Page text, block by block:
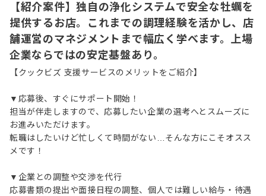
【紹介案件】独自の浄化システムで安全な牡蠣を
提供するお店。これまでの調理経験を活かし、店
舗運営のマネジメントまで幅広く学べます。上場
企業ならではの安定基盤あり。
【クックビズ 支援サービスのメリットをご紹介】
▼応募後、すぐにサポート開始！
担当が伴走しますので、応募したい企業の選考へとスムーズに
お進みいただけます。
転職はしたいけど忙しくて時間がない…そんな方にこそオスス
メです！
▼企業との調整や交渉を代行
応募書類の提出や面接日程の調整、個人では難しい給与・待遇